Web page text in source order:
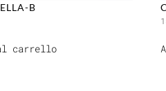
B
carrello